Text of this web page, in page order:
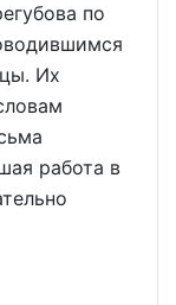
по
Их
работа в